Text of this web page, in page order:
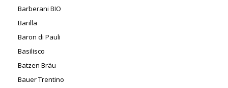
Barberani BIO
Barilla
Baron di Pauli
Basilisco
Batzen Bräu
Bauer Trentino